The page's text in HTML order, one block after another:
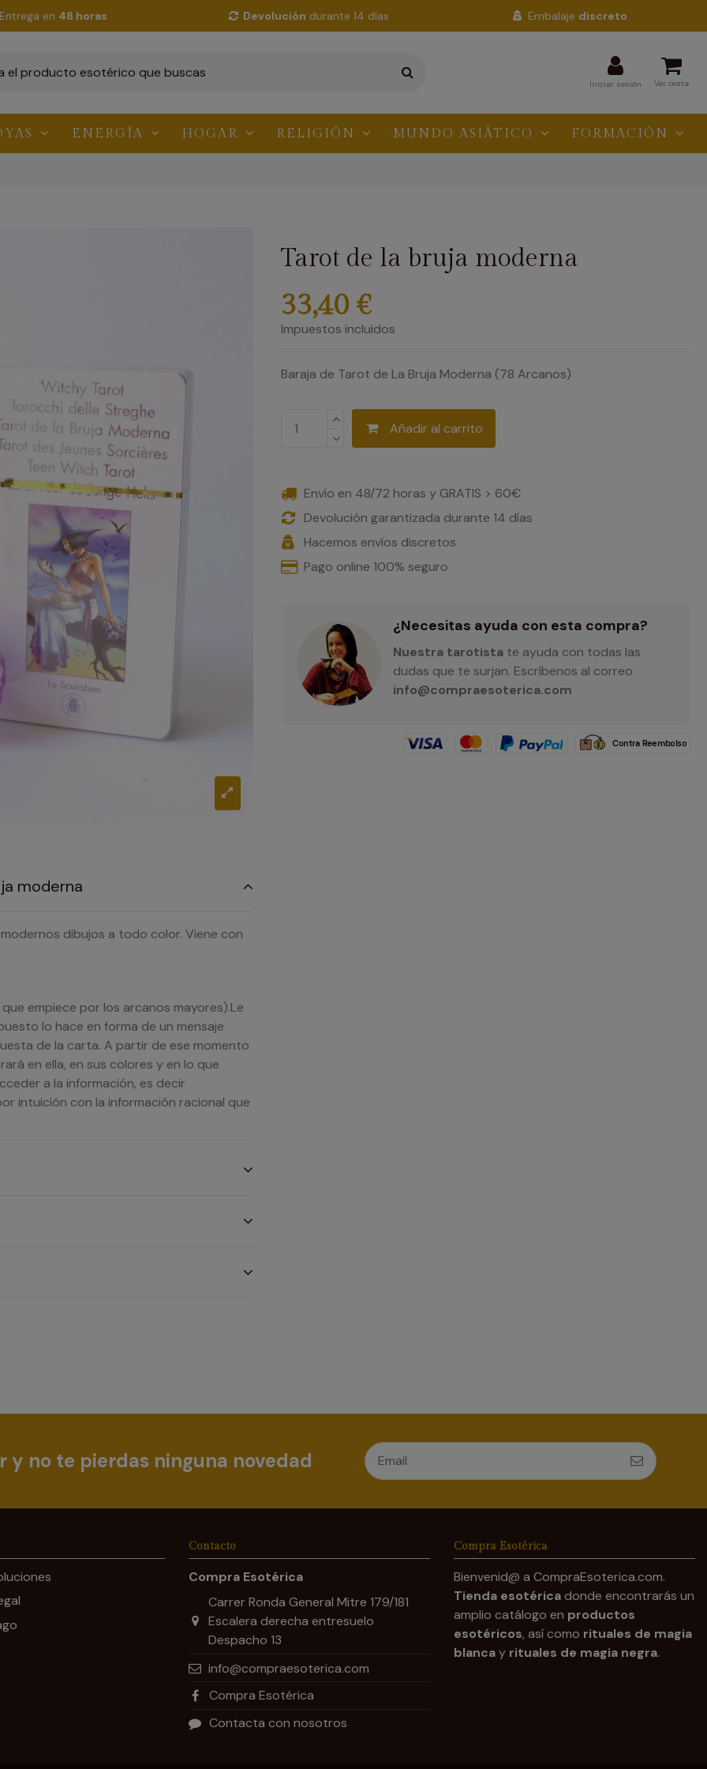
Entrega en 48 horas Devolución durante 14 días Embalaje discreto
Iniciar sesión Ver cesta
ENERGÍA HOGAR RELIGIÓN MUNDO ASIÁTICO FORMACIÓN
Tarot de la bruja moderna
33,40 €
Impuestos incluidos
Baraja de Tarot de La Bruja Moderna (78 Arcanos)
Añadir al carrito
Envío en 48/72 horas y GRATIS > 60€
Devolución garantizada durante 14 días
Hacemos envíos discretos
Pago online 100% seguro
¿Necesitas ayuda con esta compra?
Nuestra tarotista te ayuda con todas las
dudas que te surjan. Escríbenos al correo
info@compraesoterica.com
moderna
dibujos a todo color. Viene con
empiece por los arcanos mayores).Le
lo hace en forma de un mensaje
de la carta. A partir de ese momento
en ella, en sus colores y en lo que
a la información, es decir
intuición con la información racional que
y no te pierdas ninguna novedad
Contacto
Compra Esotérica
Carrer Ronda General Mitre 179/181
Escalera derecha entresuelo
Despacho 13
info@compraesoterica.com
Compra Esotérica
Contacta con nosotros
Compra Esotérica
Bienvenid@ a CompraEsoterica.com.
Tienda esotéricadonde encontrarás un
amplio catálogo en productos
esotéricos, así como rituales de magia
blancay rituales de magia negra.